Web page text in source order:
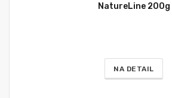
NatureLine 200g
NA DETAIL